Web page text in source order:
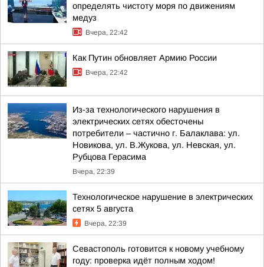
определять чистоту моря по движениям
медуз
Вчера, 22:42
Как Путин обновляет Армию России
Вчера, 22:42
Из-за технологического нарушения в
электрических сетях обесточены
потребители – частично г. Балаклава: ул.
Новикова, ул. В.Жукова, ул. Невская, ул.
Рубцова Герасима
Вчера, 22:39
Технологическое нарушение в электрических
сетях 5 августа
Вчера, 22:39
Севастополь готовится к новому учебному
году: проверка идёт полным ходом!